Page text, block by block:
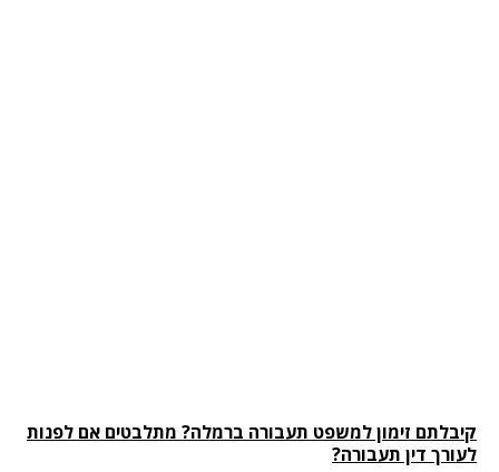
זימון למשפטתעבורהברמלה? מתלבטים אם לפנות
דין תעבורה?